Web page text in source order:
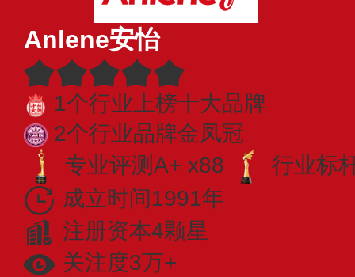
Anlene安怡
1个行业上榜十大品牌
2个行业品牌金凤冠
专业评测A+ x88
行业标
成立时间1991年
注册资本4颗星
关注度3万+